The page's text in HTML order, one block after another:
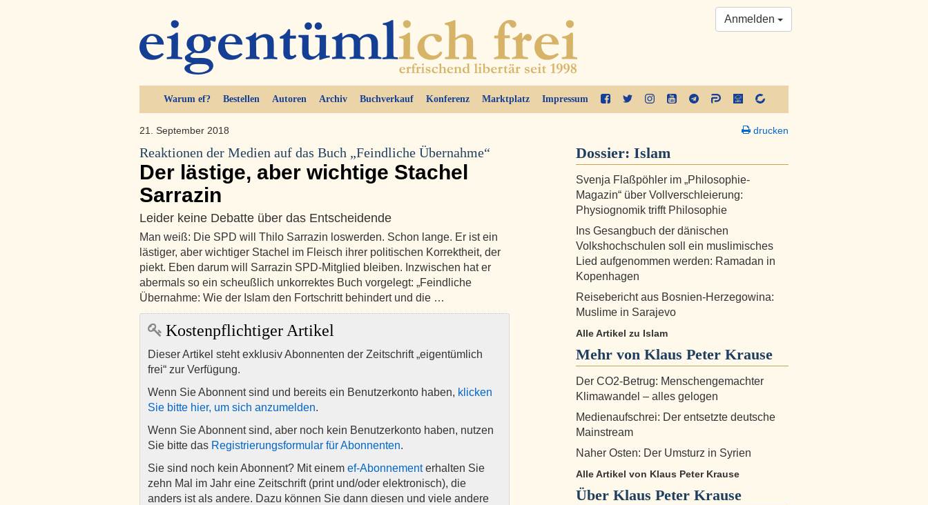
Warum ef? Bestellen Autoren Archiv Buchverkauf Konferenz Marktplatz Impressum
Anmelden
21. September 2018
Reaktionen der Medien auf das Buch „Feindliche Übernahme“
Der lästige, aber wichtige Stachel
Sarrazin
Leider keine Debatte über das Entscheidende
Man weiß: Die SPD will Thilo Sarrazin loswerden. Schon lange. Er ist ein
lästiger, aber wichtiger Stachel im Fleisch ihrer politischen Korrektheit, der
piekt. Eben darum will Sarrazin SPD-Mitglied bleiben. Inzwischen hat er
abermals so ein scheußlich unkorrektes Buch vorgelegt: „Feindliche
Übernahme: Wie der Islam den Fortschritt behindert und die …
Kostenpflichtiger Artikel
Dieser Artikel steht exklusiv Abonnenten der Zeitschrift „eigentümlich
frei“ zur Verfügung.
Wenn Sie Abonnent sind und bereits ein Benutzerkonto haben, klicken
Sie bitte hier, um sich anzumelden.
Wenn Sie Abonnent sind, aber noch kein Benutzerkonto haben, nutzen
Sie bitte das Registrierungsformular für Abonnenten.
Sie sind noch kein Abonnent? Mit einem ef-Abonnementerhalten Sie
zehn Mal im Jahr eine Zeitschrift (print und/oder elektronisch), die
anders ist als andere. Dazu können Sie dann diesen und viele andere
drucken
Dossier: Islam
Svenja Flaßpöhler im „Philosophie-
Magazin“ über Vollverschleierung:
Physiognomik trifft Philosophie
Ins Gesangbuch der dänischen
Volkshochschulen soll ein muslimisches
Lied aufgenommen werden: Ramadan in
Kopenhagen
Reisebericht aus Bosnien-Herzegowina:
Muslime in Sarajevo
Alle Artikel zu Islam
Mehr von Klaus Peter Krause
Der CO2-Betrug: Menschengemachter
Klimawandel – alles gelogen
Medienaufschrei: Der entsetzte deutsche
Mainstream
Naher Osten: Der Umsturz in Syrien
Alle Artikel von Klaus Peter Krause
Über Klaus Peter Krause